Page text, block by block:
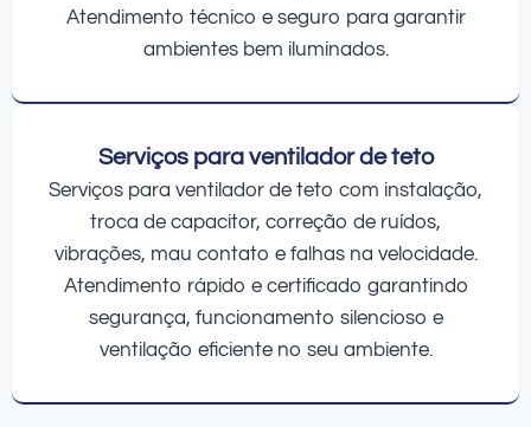
Atendimento técnico e seguro para garantir
ambientes bem iluminados.
Serviços para ventilador de teto
Serviços para ventilador de teto com instalação,
troca de capacitor, correção de ruídos,
vibrações, mau contato e falhas na velocidade.
Atendimento rápido e certificado garantindo
segurança, funcionamento silencioso e
ventilação eficiente no seu ambiente.